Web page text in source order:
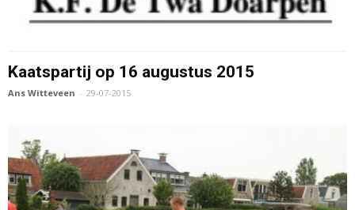
Kaatspartij op 16 augustus 2015
Ans Witteveen - 29-07-2015